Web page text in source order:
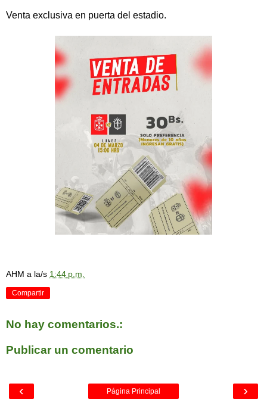
Venta exclusiva en puerta del estadio.
AHM a la/s 1:44 p.m.
Compartir
No hay comentarios.:
Publicar un comentario
‹ ›
Página Principal